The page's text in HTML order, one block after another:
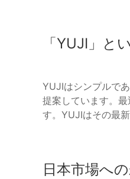
「YUJI」と
YUJIはシンプルで
提案しています。
す。YUJIはその最
日本市場へ